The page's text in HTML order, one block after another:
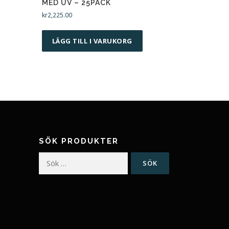
MED UV – 25PACK
kr2,225.00
LÄGG TILL I VARUKORG
SÖK PRODUKTER
efter: